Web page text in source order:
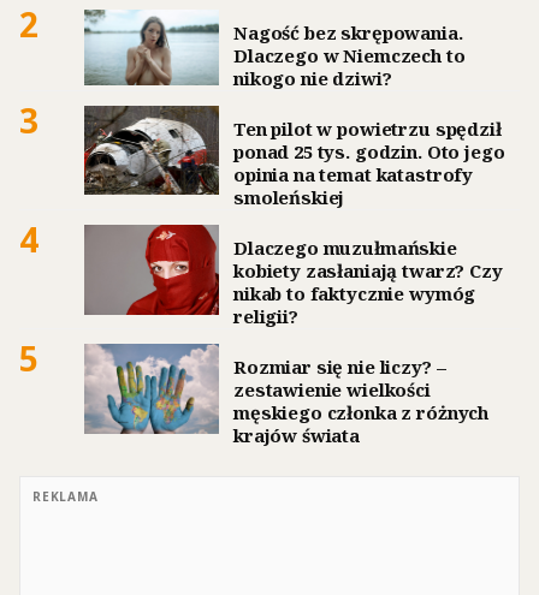
2
Nagość bez skrępowania.
Dlaczego w Niemczech to
nikogo nie dziwi?
3
Ten pilot w powietrzu spędził
ponad 25 tys. godzin. Oto jego
opinia na temat katastrofy
smoleńskiej
4
Dlaczego muzułmańskie
kobiety zasłaniają twarz? Czy
nikab to faktycznie wymóg
religii?
5
Rozmiar się nie liczy? –
zestawienie wielkości
męskiego członka z różnych
krajów świata
REKLAMA